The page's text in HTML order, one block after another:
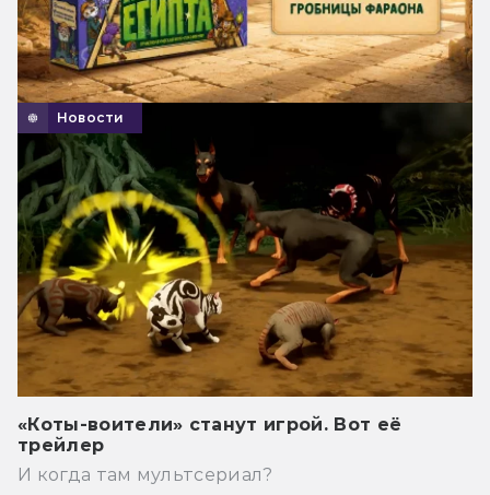
Новости
«Коты-воители» станут игрой. Вот её
трейлер
И когда там мультсериал?